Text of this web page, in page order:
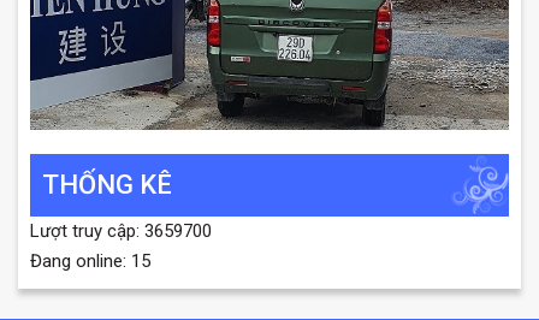
THỐNG KÊ
Lượt truy cập: 3659700
Đang online: 15